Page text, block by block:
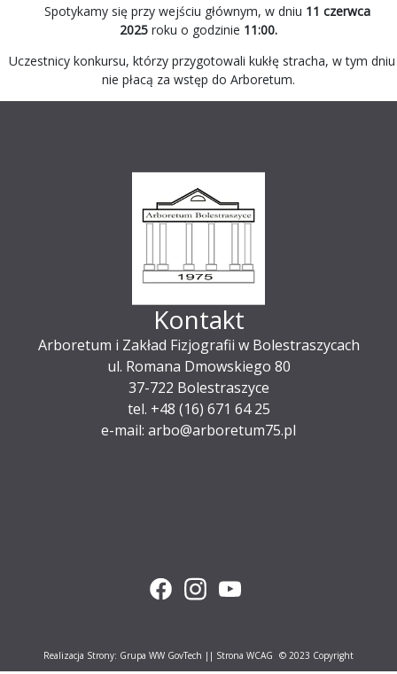
Spotykamy się przy wejściu głównym, w dniu 11 czerwca
2025 roku o godzinie 11:00.
Uczestnicy konkursu, którzy przygotowali kukłę stracha, w tym dniu
nie płacą za wstęp do Arboretum.
Kontakt
Arboretum i Zakład Fizjografii w Bolestraszycach
ul. Romana Dmowskiego 80
37-722 Bolestraszyce
tel. +48 (16) 671 64 25
e-mail: arbo@arboretum75.pl
Realizacja Strony: Grupa WW GovTech || Strona WCAG © 2023 Copyright